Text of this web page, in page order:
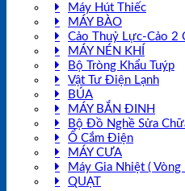
Máy Hút Thiếc
MÁY BÀO
Cảo Thuỷ Lực-Cảo 2
MÁY NÉN KHÍ
Bộ Tròng Khẩu Tuýp
Vật Tư Điện Lạnh
BÚA
MÁY BẮN ĐINH
Bộ Đồ Nghề Sửa
Ổ Cắm Điện
MÁY CƯA
Máy Gia Nhiệt (
QUẠT